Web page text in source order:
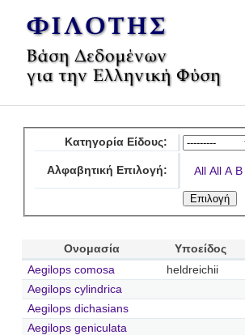
Κατηγορία Είδους:
Αλφαβητική Επιλογή: All All A B
Ονομασία Υποείδος
Aegilops comosa
heldreichii
Aegilops cylindrica
Aegilops dichasians
Aegilops geniculata